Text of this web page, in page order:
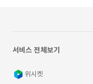
서비스 전체보기
위시켓